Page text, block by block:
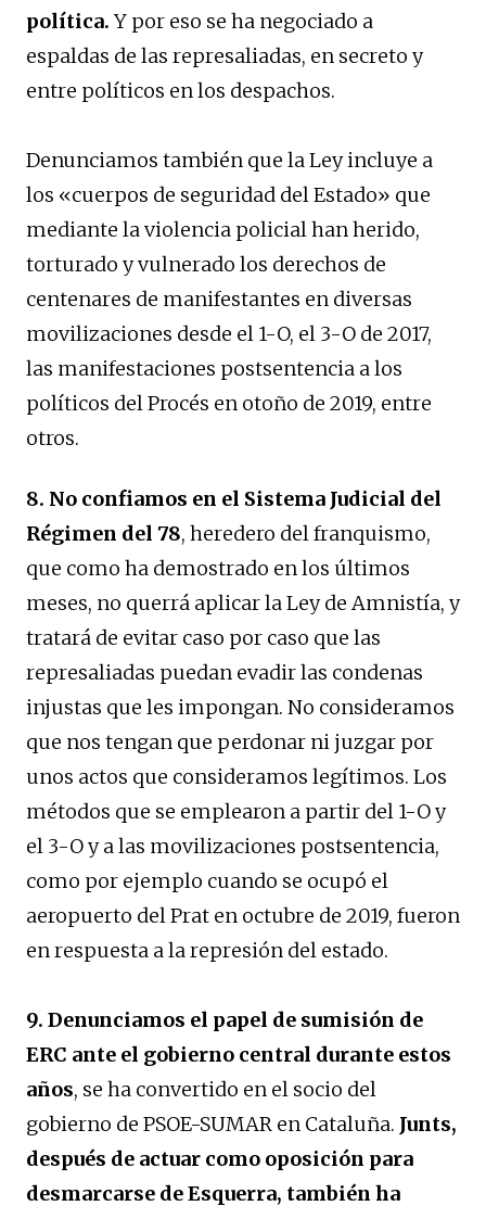
política.Y por eso se ha negociado a
espaldas de las represaliadas, en secreto y
entre políticos en los despachos.
Denunciamos también que la Ley incluye a
los «cuerpos de seguridad del Estado» que
mediante la violencia policial han herido,
torturado y vulnerado los derechos de
centenares de manifestantes en diversas
movilizaciones desde el 1-O, el 3-O de 2017,
las manifestaciones postsentencia a los
políticos del Procés en otoño de 2019, entre
otros.
8. No confiamos en el Sistema Judicial del
Régimen del 78, heredero del franquismo,
que como ha demostrado en los últimos
meses, no querrá aplicar la Ley de Amnistía, y
tratará de evitar caso por caso que las
represaliadas puedan evadir las condenas
injustas que les impongan. No consideramos
que nos tengan que perdonar ni juzgar por
unos actos que consideramos legítimos. Los
métodos que se emplearon a partir del 1-O y
el 3-O y a las movilizaciones postsentencia,
como por ejemplo cuando se ocupó el
aeropuerto del Prat en octubre de 2019, fueron
en respuesta a la represión del estado.
9. Denunciamos el papel de sumisión de
ERC ante el gobierno central durante estos
años, se ha convertido en el socio del
gobierno de PSOE-SUMAR en Cataluña. Junts,
después de actuar como oposición para
desmarcarse de Esquerra, también ha